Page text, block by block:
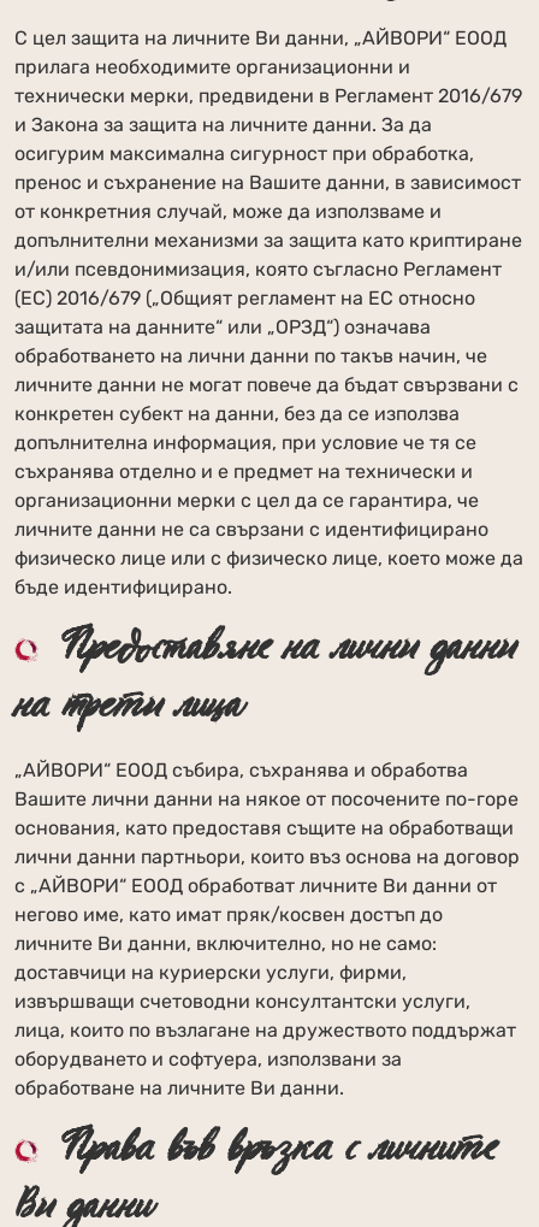
С цел защита на личните Ви данни, „АЙВОРИ“ ЕООД
прилага необходимите организационни и
технически мерки, предвидени в Регламент 2016/679
и Закона за защита на личните данни. За да
осигурим максимална сигурност при обработка,
пренос и съхранение на Вашите данни, в зависимост
от конкретния случай, може да използваме и
допълнителни механизми за защита като криптиране
и/или псевдонимизация, която съгласно Регламент
(ЕС) 2016/679 („Общият регламент на ЕС относно
защитата на данните“ или „ОРЗД“) означава
обработването на лични данни по такъв начин, че
личните данни не могат повече да бъдат свързвани с
конкретен субект на данни, без да се използва
допълнителна информация, при условие че тя се
съхранява отделно и е предмет на технически и
организационни мерки с цел да се гарантира, че
личните данни не са свързани с идентифицирано
физическо лице или с физическо лице, което може да
бъде идентифицирано.
Предоставяне на лични данни
на трети лица
„АЙВОРИ“ ЕООД събира, съхранява и обработва
Вашите лични данни на някое от посочените по-горе
основания, като предоставя същите на обработващи
лични данни партньори, които въз основа на договор
с „АЙВОРИ“ ЕООД обработват личните Ви данни от
негово име, като имат пряк/косвен достъп до
личните Ви данни, включително, но не само:
доставчици на куриерски услуги, фирми,
извършващи счетоводни консултантски услуги,
лица, които по възлагане на дружеството поддържат
оборудването и софтуера, използвани за
обработване на личните Ви данни.
Права във връзка с личните
Ви данни